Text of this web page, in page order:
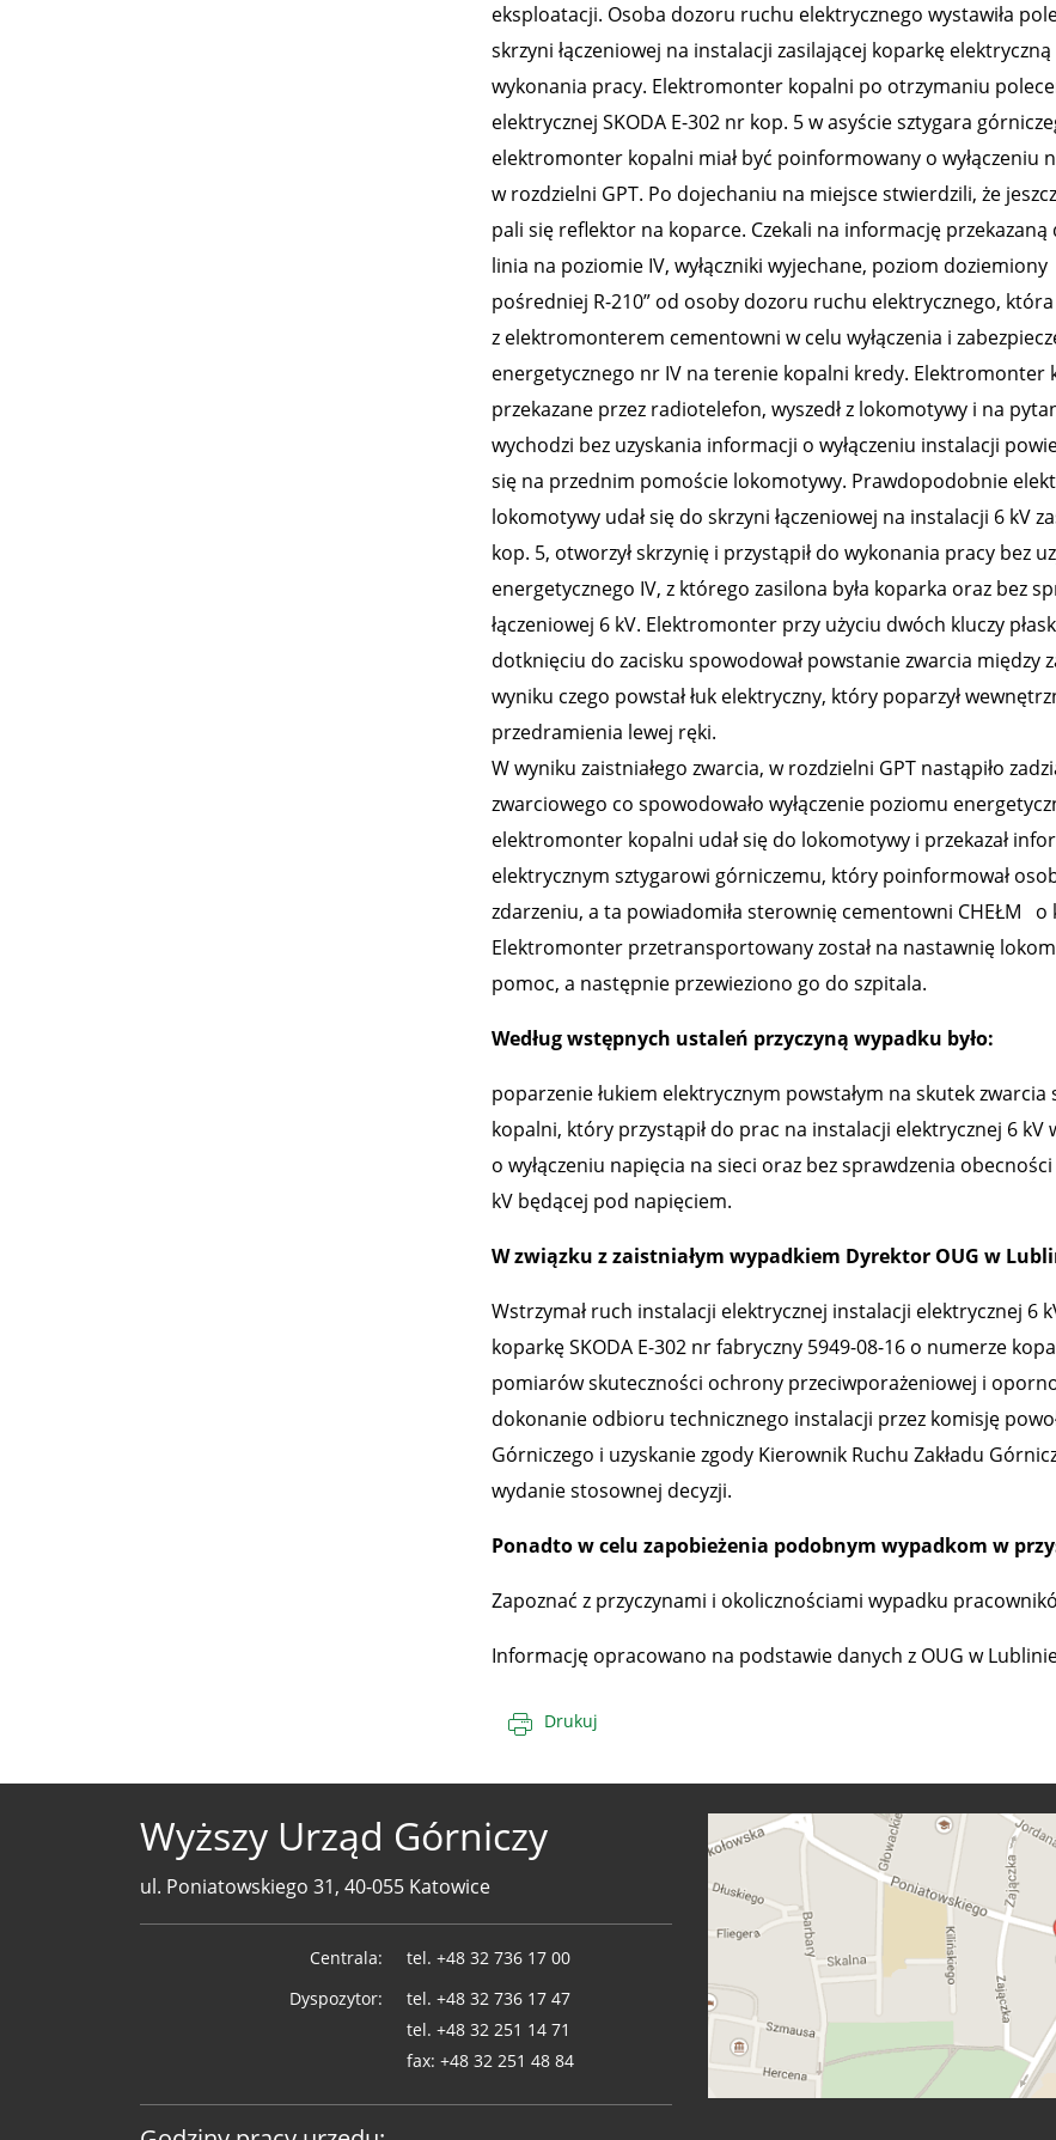
eksploatacji. Osoba dozoru ruchu elektrycznego wystawiła
skrzyni łączeniowej na instalacji zasilającej koparkę
wykonania pracy. Elektromonter kopalni po otrzymaniu
elektrycznej SKODA E-302 nr kop. 5 w asyście sztygara
elektromonter kopalni miał być poinformowany o wyłączeniu
w rozdzielni GPT. Po dojechaniu na miejsce stwierdzili, że
pali się reflektor na koparce. Czekali na informację
linia na poziomie IV, wyłączniki wyjechane, poziom
pośredniej R-210” od osoby dozoru ruchu elektrycznego,
z elektromonterem cementowni w celu wyłączenia i
energetycznego nr IV na terenie kopalni kredy. Elektromonter
przekazane przez radiotelefon, wyszedł z lokomotywy i na
wychodzi bez uzyskania informacji o wyłączeniu instalacji
się na przednim pomoście lokomotywy. Prawdopodobnie
lokomotywy udał się do skrzyni łączeniowej na instalacji 6 kV
kop. 5, otworzył skrzynię i przystąpił do wykonania pracy bez
energetycznego IV, z którego zasilona była koparka oraz bez
łączeniowej 6 kV. Elektromonter przy użyciu dwóch kluczy
dotknięciu do zacisku spowodował powstanie zwarcia między
wyniku czego powstał łuk elektryczny, który poparzył
przedramienia lewej ręki.
W wyniku zaistniałego zwarcia, w rozdzielni GPT nastąpiło
zwarciowego co spowodowało wyłączenie poziomu
elektromonter kopalni udał się do lokomotywy i przekazał
elektrycznym sztygarowi górniczemu, który poinformował
zdarzeniu, a ta powiadomiła sterownię cementowni CHEŁM
Elektromonter przetransportowany został na nastawnię
pomoc, a następnie przewieziono go do szpitala.
Według wstępnych ustaleń przyczyną wypadku było:
poparzenie łukiem elektrycznym powstałym na skutek
kopalni, który przystąpił do prac na instalacji elektrycznej 6 kV
o wyłączeniu napięcia na sieci oraz bez sprawdzenia
kV będącej pod napięciem.
W związku z zaistniałym wypadkiem Dyrektor OUG w
Wstrzymał ruch instalacji elektrycznej instalacji elektrycznej 6
koparkę SKODA E-302 nr fabryczny 5949-08-16 o numerze
pomiarów skuteczności ochrony przeciwporażeniowej i
dokonanie odbioru technicznego instalacji przez komisję
Górniczego i uzyskanie zgody Kierownik Ruchu Zakładu
wydanie stosownej decyzji.
Ponadto w celu zapobieżenia podobnym wypadkom w
Zapoznać z przyczynami i okolicznościami wypadku
Informację opracowano na podstawie danych z OUG w
Drukuj
Wyższy Urząd Górniczy
ul. Poniatowskiego 31, 40-055 Katowice
Centrala: tel. +48 32 736 17 00
Dyspozytor:
tel. +48 32 736 17 47
tel. +48 32 251 14 71
fax: +48 32 251 48 84